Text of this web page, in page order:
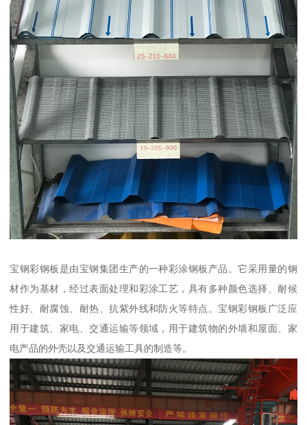
宝钢彩钢板是由宝钢集团生产的一种彩涂钢板产品。它采用量的钢
材作为基材，经过表面处理和彩涂工艺，具有多种颜色选择、耐候
性好、耐腐蚀、耐热、抗紫外线和防火等特点。宝钢彩钢板广泛应
用于建筑、家电、交通运输等领域，用于建筑物的外墙和屋面、家
电产品的外壳以及交通运输工具的制造等。